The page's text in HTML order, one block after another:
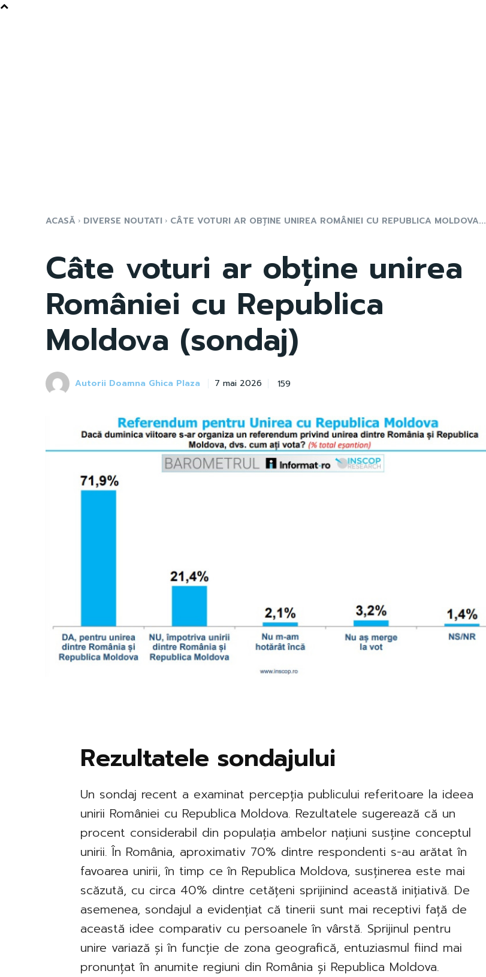
ACASĂ DIVERSE NOUTATI CÂTE VOTURI AR OBȚINE UNIREA ROMÂNIEI CU REPUBLICA MOLDOVA...
Câte voturi ar obține unirea
României cu Republica
Moldova (sondaj)
Autorii Doamna Ghica Plaza 7 mai 2026 159
Rezultatele sondajului
Un sondaj recent a examinat percepția publicului referitoare la ideea
unirii României cu Republica Moldova. Rezultatele sugerează că un
procent considerabil din populația ambelor națiuni susține conceptul
unirii. În România, aproximativ 70% dintre respondenti s-au arătat în
favoarea unirii, în timp ce în Republica Moldova, susținerea este mai
scăzută, cu circa 40% dintre cetățeni sprijinind această inițiativă. De
asemenea, sondajul a evidențiat că tinerii sunt mai receptivi față de
această idee comparativ cu persoanele în vârstă. Sprijinul pentru
unire variază și în funcție de zona geografică, entuziasmul fiind mai
pronunțat în anumite regiuni din România și Republica Moldova.